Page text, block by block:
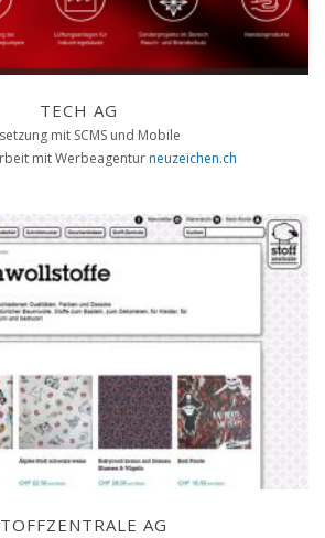
TECH AG
mit SCMS und Mobile
mit Werbeagenturneuzeichen.ch
AG